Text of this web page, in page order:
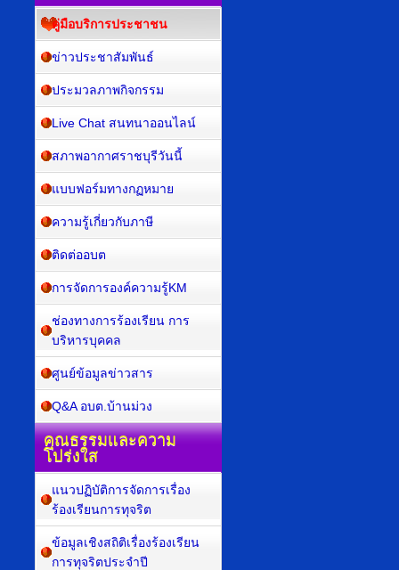
คู่มือบริการประชาชน
ข่าวประชาสัมพันธ์
ประมวลภาพกิจกรรม
Live Chat สนทนาออนไลน์
สภาพอากาศราชบุรีวันนี้
แบบฟอร์มทางกฏหมาย
ความรู้เกี่ยวกับภาษี
ติดต่ออบต
การจัดการองค์ความรู้KM
ช่องทางการร้องเรียน การ
บริหารบุคคล
ศูนย์ข้อมูลข่าวสาร
Q&A อบต.บ้านม่วง
คุณธรรมและความ
โปร่งใส
แนวปฏิบัติการจัดการเรื่อง
ร้องเรียนการทุจริต
ข้อมูลเชิงสถิติเรื่องร้องเรียน
การทุจริตประจำปี